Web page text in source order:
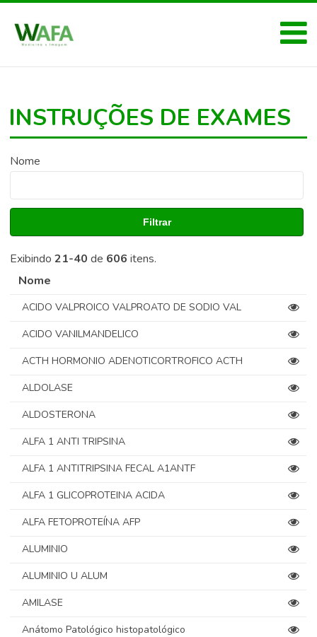
INSTRUÇÕES DE EXAMES
Nome
Filtrar
Exibindo21-40 de 606 itens.
Nome
ACIDO VALPROICO VALPROATO DE SODIO VAL
ACIDO VANILMANDELICO
ACTH HORMONIO ADENOTICORTROFICO ACTH
ALDOLASE
ALDOSTERONA
ALFA 1 ANTI TRIPSINA
ALFA 1 ANTITRIPSINA FECAL A1ANTF
ALFA 1 GLICOPROTEINA ACIDA
ALFA FETOPROTEÍNA AFP
ALUMINIO
ALUMINIO U ALUM
AMILASE
Anátomo Patológico histopatológico